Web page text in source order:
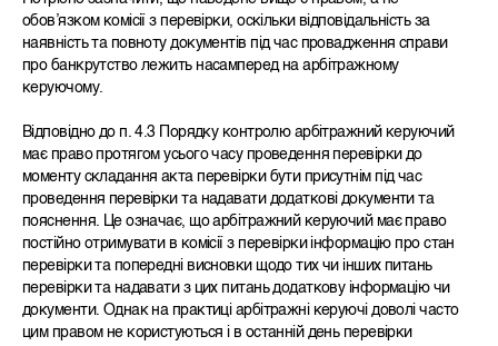
обов’язком комісії з перевірки, оскільки відповідальність за
наявність та повноту документів під час провадження справи
про банкрутство лежить насамперед на арбітражному
керуючому.
Відповідно до п. 4.3 Порядку контролю арбітражний керуючий
має право протягом усього часу проведення перевірки до
моменту складання акта перевірки бути присутнім під час
проведення перевірки та надавати додаткові документи та
пояснення. Це означає, що арбітражний керуючий має право
постійно отримувати в комісії з перевірки інформацію про стан
перевірки та попередні висновки щодо тих чи інших питань
перевірки та надавати з цих питань додаткову інформацію чи
документи. Однак на практиці арбітражні керуючі доволі часто
цим правом не користуються і в останній день перевірки